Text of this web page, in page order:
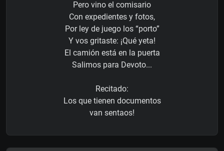
Pero vino el comisario
Con expedientes y fotos,
Por ley de juego los “porto”
Y vos gritaste: ¡Qué yeta!
El camión está en la puerta
Salimos para Devoto...
Recitado:
Los que tienen documentos
van sentaos!